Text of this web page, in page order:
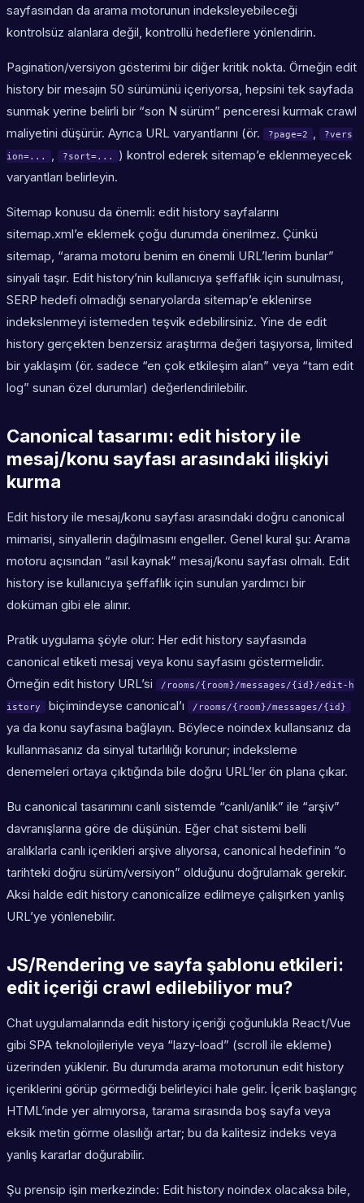
sayfasından da arama motorunun indeksleyebileceği
kontrolsüz alanlara değil, kontrollü hedeflere yönlendirin.
Pagination/versiyon gösterimi bir diğer kritik nokta. Örneğin edit
history bir mesajın 50 sürümünü içeriyorsa, hepsini tek sayfada
sunmak yerine belirli bir “son N sürüm” penceresi kurmak crawl
maliyetini düşürür. Ayrıca URL varyantlarını (ör.
?page=2 , ?vers
ion=... , ?sort=...
) kontrol ederek sitemap’e eklenmeyecek
varyantları belirleyin.
Sitemap konusu da önemli: edit history sayfalarını
sitemap.xml’e eklemek çoğu durumda önerilmez. Çünkü
sitemap, “arama motoru benim en önemli URL’lerim bunlar”
sinyali taşır. Edit history’nin kullanıcıya şeffaflık için sunulması,
SERP hedefi olmadığı senaryolarda sitemap’e eklenirse
indekslenmeyi istemeden teşvik edebilirsiniz. Yine de edit
history gerçekten benzersiz araştırma değeri taşıyorsa, limited
bir yaklaşım (ör. sadece “en çok etkileşim alan” veya “tam edit
log” sunan özel durumlar) değerlendirilebilir.
Canonical tasarımı: edit history ile
mesaj/konu sayfası arasındaki ilişkiyi
kurma
Edit history ile mesaj/konu sayfası arasındaki doğru canonical
mimarisi, sinyallerin dağılmasını engeller. Genel kural şu: Arama
motoru açısından “asıl kaynak” mesaj/konu sayfası olmalı. Edit
history ise kullanıcıya şeffaflık için sunulan yardımcı bir
doküman gibi ele alınır.
Pratik uygulama şöyle olur: Her edit history sayfasında
canonical etiketi mesaj veya konu sayfasını göstermelidir.
Örneğin edit history URL’si
/rooms/{room}/messages/{id}/edit-h
istory biçimindeyse canonical’ı /rooms/{room}/messages/{id}
ya da konu sayfasına bağlayın. Böylece noindex kullansanız da
kullanmasanız da sinyal tutarlılığı korunur; indeksleme
denemeleri ortaya çıktığında bile doğru URL’ler ön plana çıkar.
Bu canonical tasarımını canlı sistemde “canlı/anlık” ile “arşiv”
davranışlarına göre de düşünün. Eğer chat sistemi belli
aralıklarla canlı içerikleri arşive alıyorsa, canonical hedefinin “o
tarihteki doğru sürüm/versiyon” olduğunu doğrulamak gerekir.
Aksi halde edit history canonicalize edilmeye çalışırken yanlış
URL’ye yönlenebilir.
JS/Rendering ve sayfa şablonu etkileri:
edit içeriği crawl edilebiliyor mu?
Chat uygulamalarında edit history içeriği çoğunlukla React/Vue
gibi SPA teknolojileriyle veya “lazy-load” (scroll ile ekleme)
üzerinden yüklenir. Bu durumda arama motorunun edit history
içeriklerini görüp görmediği belirleyici hale gelir. İçerik başlangıç
HTML’inde yer almıyorsa, tarama sırasında boş sayfa veya
eksik metin görme olasılığı artar; bu da kalitesiz indeks veya
yanlış kararlar doğurabilir.
Şu prensip işin merkezinde: Edit history noindex olacaksa bile,